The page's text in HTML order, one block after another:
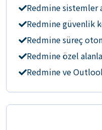
Redmine sistemler
Redmine güvenlik
Redmine süreç
Redmine özel
Redmine ve